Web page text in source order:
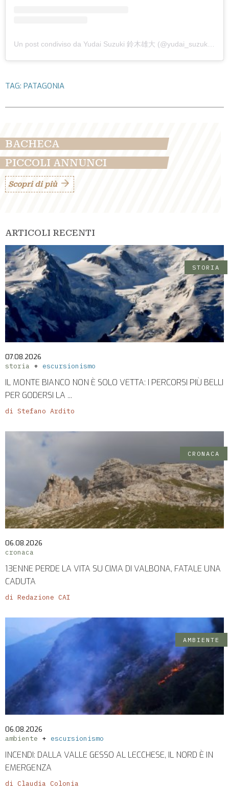
TAG: PATAGONIA
BACHECA
PICCOLI ANNUNCI
Scopri di più
ARTICOLI RECENTI
STORIA
07.08.2026
storia
escursionismo
IL MONTE BIANCO NON È SOLO VETTA: I PERCORSI PIÙ BELLI
PER GODERSI LA ...
di Stefano Ardito
CRONACA
06.08.2026
cronaca
13ENNE PERDE LA VITA SU CIMA DI VALBONA, FATALE UNA
CADUTA
di Redazione CAI
AMBIENTE
06.08.2026
ambiente
escursionismo
INCENDI: DALLA VALLE GESSO AL LECCHESE, IL NORD È IN
EMERGENZA
di Claudia Colonia